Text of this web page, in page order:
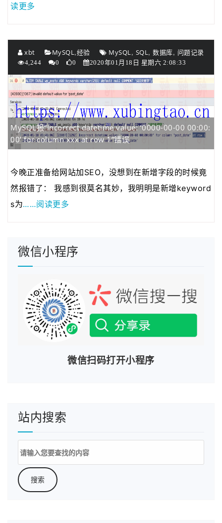
读更多
xbt MySQL,经验 MySQL, SQL, 数据库, 问题记录
4,244 0 0 2020年01月18日 星期六 2:08:33
MySQL报“Incorrect datetime value: ‘0000-00-00 00:00:
00’ for column xxx at row 1”错误
今晚正准备给网站加SEO，没想到在新增字段的时候竟
然报错了： 我感到很莫名其妙，我明明是新增keyword
s为……阅读更多
微信小程序
微信扫码打开小程序
站内搜索
索：